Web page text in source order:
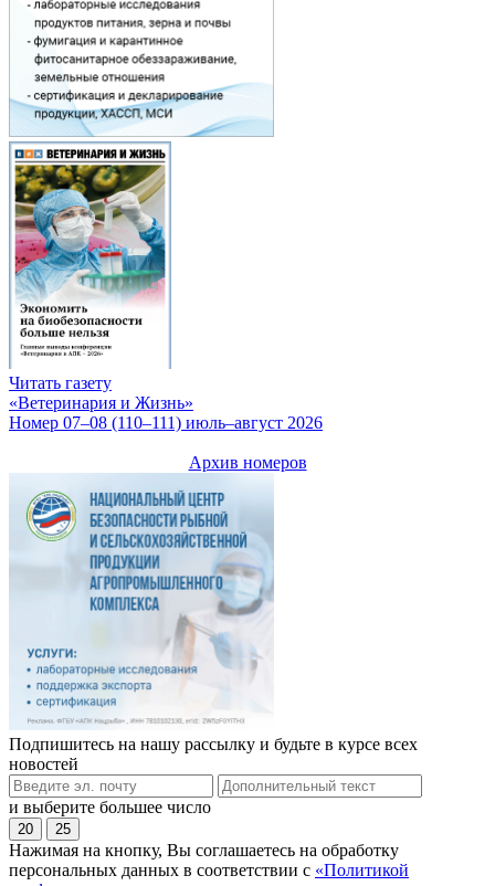
Читать газету
«Ветеринария и Жизнь»
Номер 07–08 (110–111) июль–август 2026
Архив номеров
Подпишитесь на нашу рассылку и будьте в курсе всех
новостей
и выберите большее число
20 25
Нажимая на кнопку, Вы соглашаетесь на обработку
персональных данных в соответствии с «Политикой